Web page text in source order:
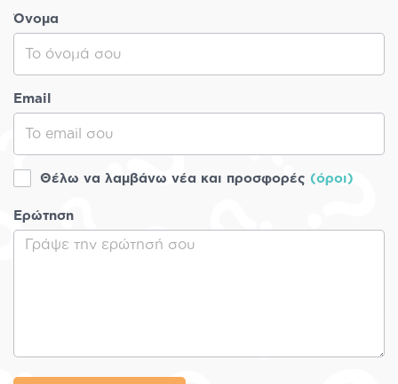
Όνομα
Email
Θέλω να λαμβάνω νέα και προσφορές (όροι)
Ερώτηση